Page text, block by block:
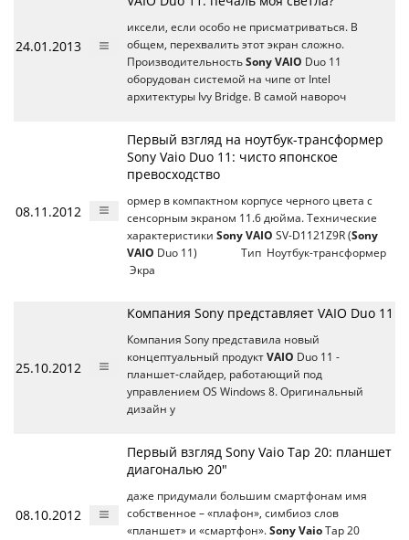
24.01.2013
иксели, если особо не присматриваться. В
общем, перехвалить этот экран сложно.
Производительность Sony VAIO Duo 11
оборудован системой на чипе от Intel
архитектуры Ivy Bridge. В самой навороч
08.11.2012
Первый взгляд на ноутбук-трансформер
Sony Vaio Duo 11: чисто японское
превосходство
ормер в компактном корпусе черного цвета с
сенсорным экраном 11.6 дюйма. Технические
характеристики Sony VAIO SV-D1121Z9R (Sony
VAIO Duo 11) Тип Ноутбук-трансформер
Экра
25.10.2012
Компания Sony представляет VAIO Duo 11
Компания Sony представила новый
концептуальный продукт VAIO Duo 11 -
планшет-слайдер, работающий под
управлением OS Windows 8. Оригинальный
дизайн у
08.10.2012
Первый взгляд Sony Vaio Tap 20: планшет
диагональю 20"
даже придумали большим смартфонам имя
собственное – «плафон», симбиоз слов
«планшет» и «смартфон». Sony Vaio Tap 20